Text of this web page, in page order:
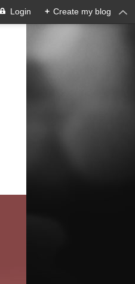
Login + Create my blog